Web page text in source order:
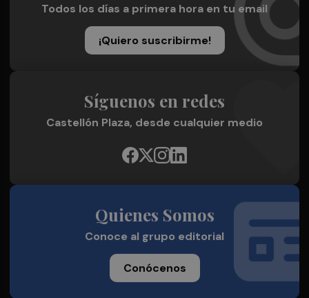
Todos los días a primera hora en tu email
¡Quiero suscribirme!
Síguenos en redes
Castellón Plaza, desde cualquier medio
Quienes Somos
Conoce al grupo editorial
Conócenos